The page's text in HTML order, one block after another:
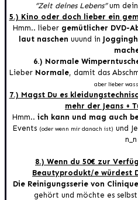
“Zeit deines Lebens”um dein
5.) Kino oder doch lieber ein
Hmm.. lieber gemütlicher DVD-
laut naschen uuund in
6.) Normale
Lieber Normale, damit das
aber lieber
7.) Magst Du es
mehr der Jeans +
Hmm.. ich kann und mag auch
Events (oder wenn mir danach ist) und
n_n
8.) Wenn du 50€ zur
Beautyprodukt/e würdest
Die Reinigungsserie von
gehört und möchte es